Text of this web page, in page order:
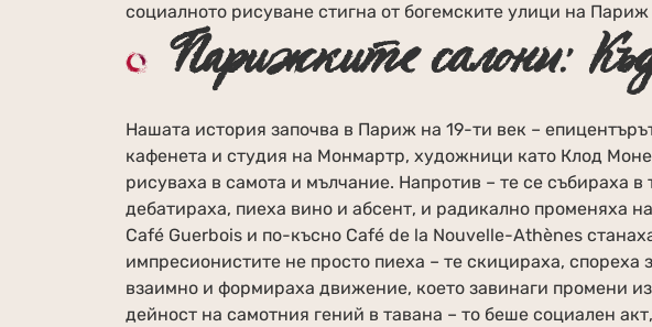
социалното рисуване стигна от богемските улици на
Парижките салони:
Нашата история започва в Париж на 19-ти век –
кафенета и студия на Монмартр, художници като Клод
рисуваха в самота и мълчание. Напротив – те се събираха в
дебатираха, пиеха вино и абсент, и радикално променяха
Café Guerbois и по-късно Café de la Nouvelle-Athènes
импресионистите не просто пиеха – те скицираха, спореха
взаимно и формираха движение, което завинаги промени
дейност на самотния гений в тавана – то беше социален